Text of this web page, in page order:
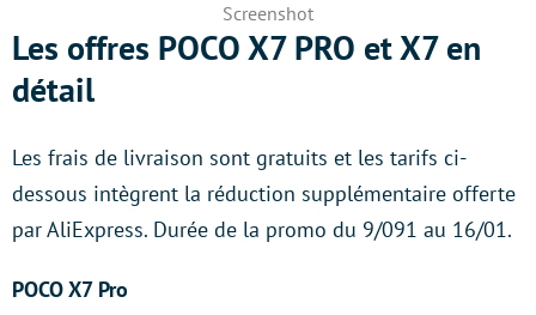
Screenshot
Les offres POCO X7 PRO et X7 en
détail
Les frais de livraison sont gratuits et les tarifs ci-
dessous intègrent la réduction supplémentaire offerte
par AliExpress. Durée de la promo du 9/091 au 16/01.
POCO X7 Pro